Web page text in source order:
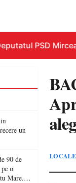
PSD
un
90 de
o
Mare. O
LOCALE